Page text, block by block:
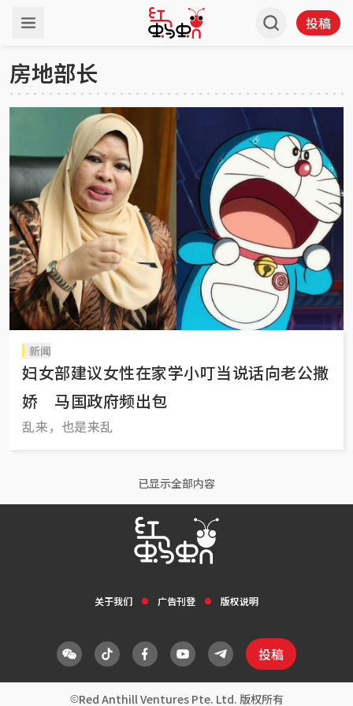
投稿
房地部长
新闻
妇女部建议女性在家学小叮当说话向老公撒
娇 马国政府频出包
乱来，也是来乱
已显示全部内容
关于我们 广告刊登 版权说明
投稿
Red Anthill Ventures Pte. Ltd. 版权所有